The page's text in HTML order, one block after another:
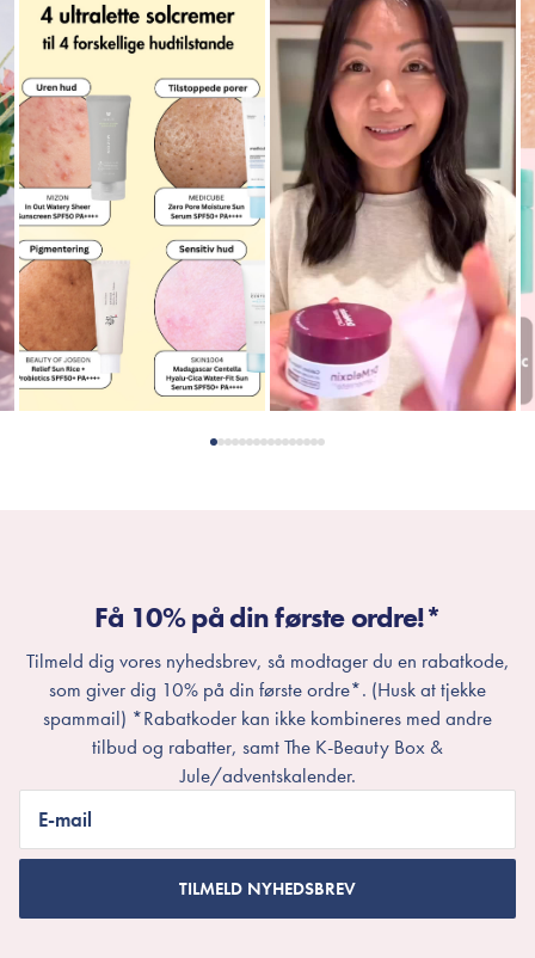
Få 10% på din første ordre!*
Tilmeld dig vores nyhedsbrev, så modtager du en rabatkode,
som giver dig 10% på din første ordre*. (Husk at tjekke
spammail) *Rabatkoder kan ikke kombineres med andre
tilbud og rabatter, samt The K-Beauty Box &
Jule/adventskalender.
E-mail
TILMELD NYHEDSBREV